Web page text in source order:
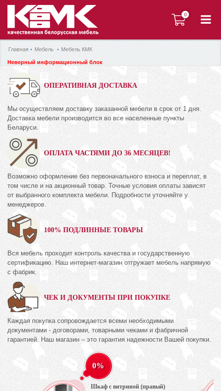
0
0
Главная Мебель Мебель КМК
Неверный информационный блок
ОПЕРАТИВНАЯ ДОСТАВКА
Мы осуществляем доставку заказанной мебели в срок от 1 дня.
Доставка мебели производится во все населенные пункты
Беларуси.
ОПЛАТА ЧАСТЯМИ ДО 36 МЕСЯЦЕВ!
Возможно оформление без первоначального взноса и переплат, в
том числе и на акционный товар. Точные условия оплаты зависят
от выбранного комплекта мебели. Подробности уточняйте у
менеджеров.
100% ПОДЛИННЫЕ ТОВАРЫ
Вся мебель проходит контроль качества и государственную
сертификацию. Наш интернет-магазин отгружает мебель напрямую
с фабрик.
ЧЕК И ДОКУМЕНТЫ ПРИ ПОКУПКЕ
Каждая покупка сопровождается всеми необходимыми
документами - договорами, товарными чеками и фабричной
гарантией. Наш магазин – это гарантия надежности Вашей покупки.
0%
Шкаф с витриной (правый)